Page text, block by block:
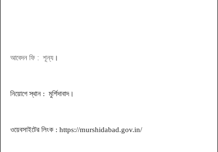
আবেদন ফি : শূন্য ।
নিয়োগে স্থান : মুর্শিদাবাদ ।
ওয়েবসাইটের লিংক : https://murshidabad.gov.in/